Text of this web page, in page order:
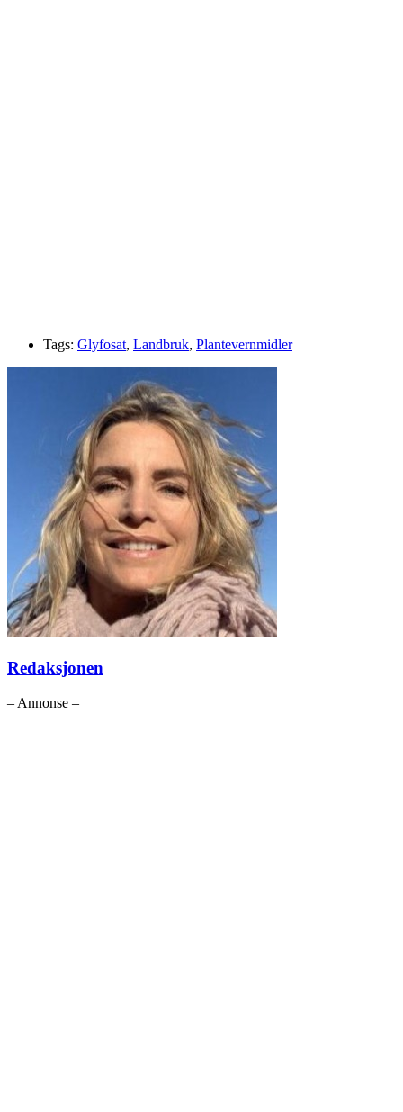
Tags: Glyfosat, Landbruk, Plantevernmidler
Redaksjonen
– Annonse –